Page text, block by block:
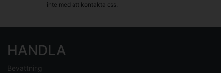
inte med att kontakta oss.
HANDLA
Bevattning